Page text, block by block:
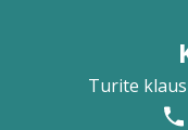
Turite